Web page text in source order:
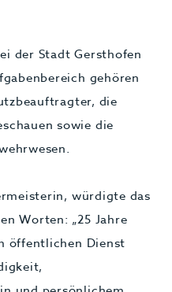
der Stadt Gersthofen
gehören
die
sowie die
würdigte das
Worten: „25 Jahre
öffentlichen Dienst